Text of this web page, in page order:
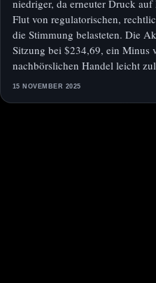
niedriger, da erneuter Druck
Flut von regulatorischen,
die Stimmung belasteten. Die
Sitzung bei $234,69, ein Minus
nachbörslichen Handel leicht
15 NOVEMBER 2025